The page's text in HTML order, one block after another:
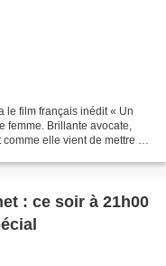
le film français inédit « Un
femme. Brillante avocate,
elle vient de mettre un
: ce soir à 21h00